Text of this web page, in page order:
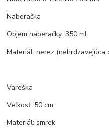
Naberačka
Objem naberačky: 350 ml.
Materiál: nerez (nehrdzavejúca
Vareška
Veľkosť: 50 cm.
Materiál: smrek.